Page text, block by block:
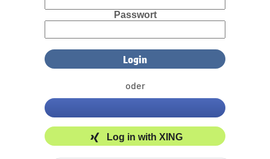
Passwort
oder
Log in with XING